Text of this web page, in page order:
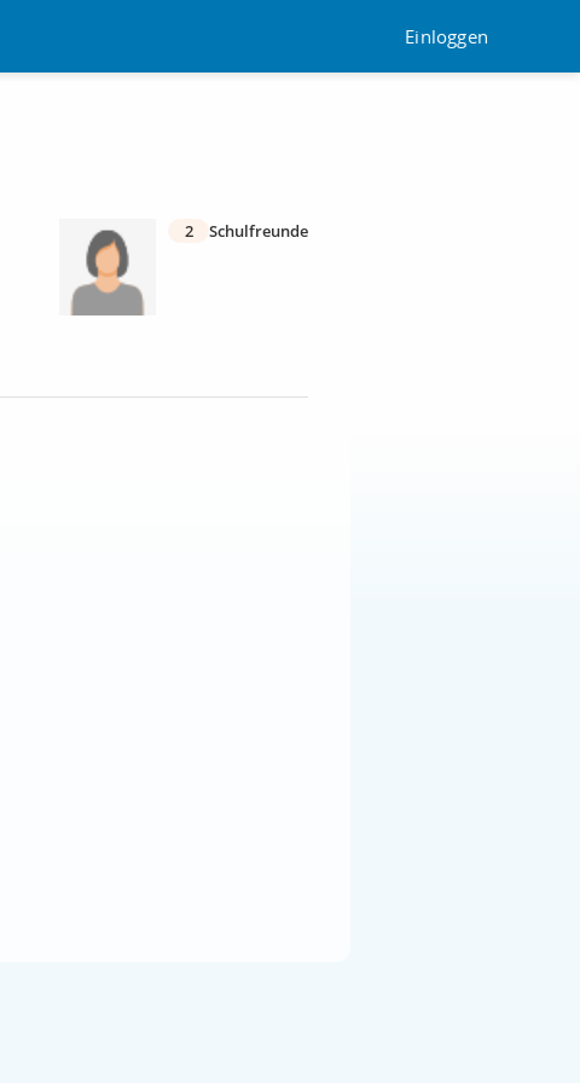
Einloggen
2 Schulfreunde